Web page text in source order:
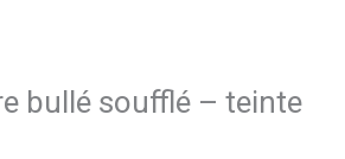
bullé soufflé – teinte